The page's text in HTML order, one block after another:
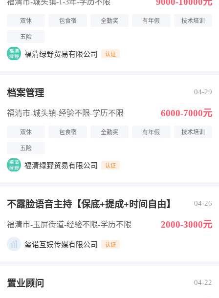
双休 包食宿 全勤奖 有年假 技术培训
五险
福清绿野贸易有限公司 认证
档案管理 04-29
福清市-城头镇-经验不限-学历不限 6000-7000元
双休 包食宿 全勤奖 有年假 技术培训
五险
福清绿野贸易有限公司 认证
不露脸语音主持【保底+提成+时间自由】 04-26
福清市-玉屏街道-经验不限-学历不限 2000-3000元
玺诺互娱传媒有限公司 认证
置业顾问 04-22